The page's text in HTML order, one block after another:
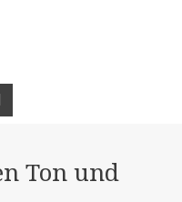
Ton und